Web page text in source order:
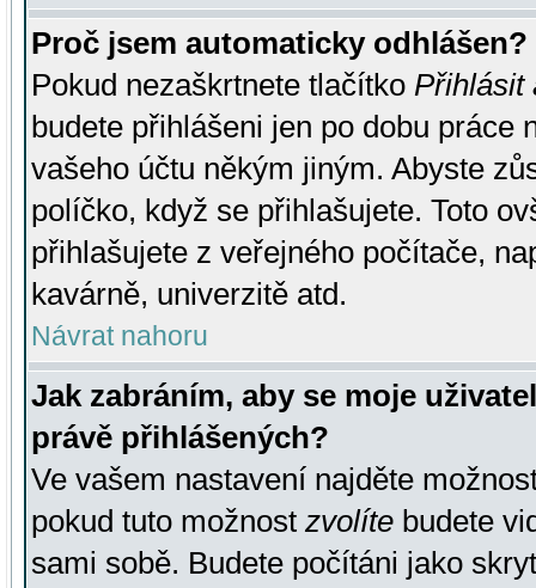
Proč jsem automaticky odhlášen?
Pokud nezaškrtnete tlačítko Přihlásit
budete přihlášeni jen po dobu práce
vašeho účtu někým jiným. Abyste
políčko, když se přihlašujete. Toto
přihlašujete z veřejného počítače,
kavárně, univerzitě atd.
Návrat nahoru
Jak zabráním, aby se moje
právě přihlášených?
Ve vašem nastavení najděte
pokud tuto možnost zvolíte budete
sami sobě. Budete počítáni jako